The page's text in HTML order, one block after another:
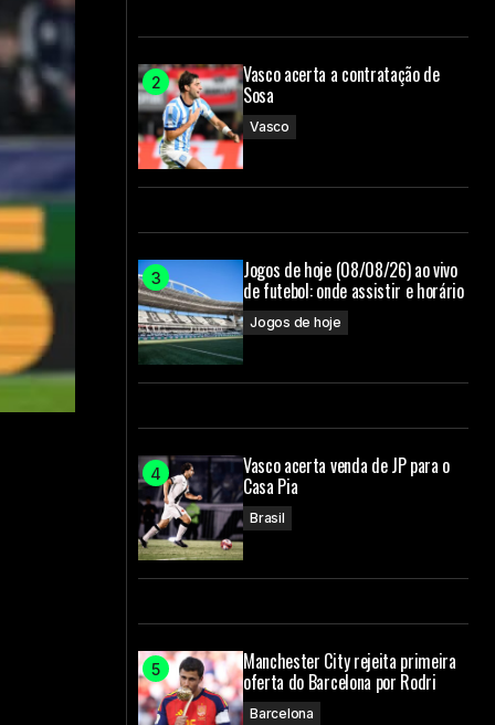
Vasco acerta a contratação de
Sosa
Vasco
Jogos de hoje (08/08/26) ao vivo
de futebol: onde assistir e horário
Jogos de hoje
Vasco acerta venda de JP para o
Casa Pia
Brasil
Manchester City rejeita primeira
oferta do Barcelona por Rodri
Barcelona